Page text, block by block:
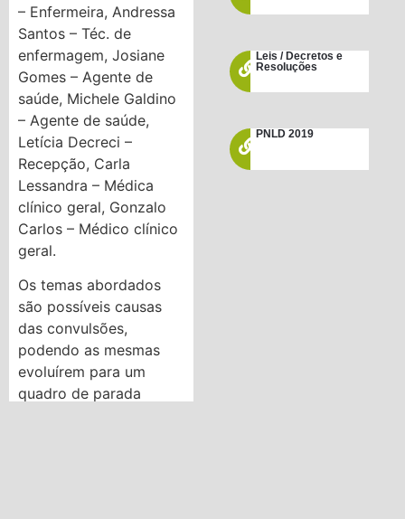
– Enfermeira, Andressa
Santos – Téc. de
enfermagem, Josiane
Gomes – Agente de
saúde, Michele Galdino
– Agente de saúde,
Letícia Decreci –
Recepção, Carla
Lessandra – Médica
clínico geral, Gonzalo
Carlos – Médico clínico
geral.
Os temas abordados
são possíveis causas
das convulsões,
podendo as mesmas
evoluírem para um
quadro de parada
Leis / Decretos e
Resoluções
PNLD 2019